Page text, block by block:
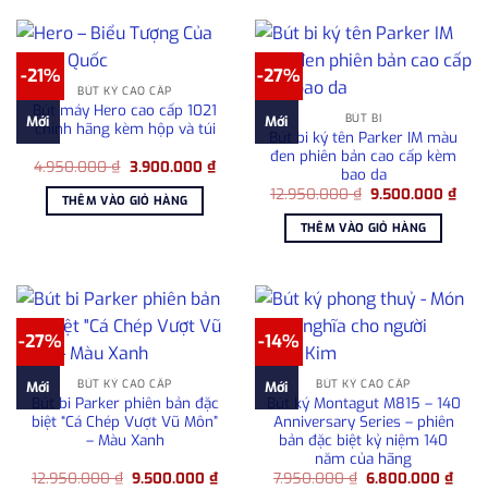
-21%
Mới
BÚT KÝ CAO CẤP
Bút máy Hero cao cấp 1021
chính hãng kèm hộp và túi
4.950.000₫ Giá
là:
4.950.000 ₫.
3.900.000 ₫Giá
hiện
3.900.000 ₫.
THÊM VÀO GIỎ HÀNG
-27%
Mới BÚT BI
Bút bi ký tên Parker IM màu
đen phiên bản cao cấp kèm
bao da
12.950.000₫ Giá
là:
12.950.000 ₫.
9.500.000₫Giá
hiện
THÊM VÀO GIỎ HÀNG
-27%
Mới BÚT KÝ CAO CẤP
Bút bi Parker phiên bản đặc
biệt “Cá Chép Vượt Vũ Môn”
– Màu Xanh
12.950.000₫ Giá
9.500.000₫Giá
-14%
Mới BÚT KÝ CAO CẤP
Bút ký Montagut M815 – 140
Anniversary Series – phiên
bản đặc biệt kỷ niệm 140
năm của hãng
7.950.000₫ Giá
6.800.000₫Giá